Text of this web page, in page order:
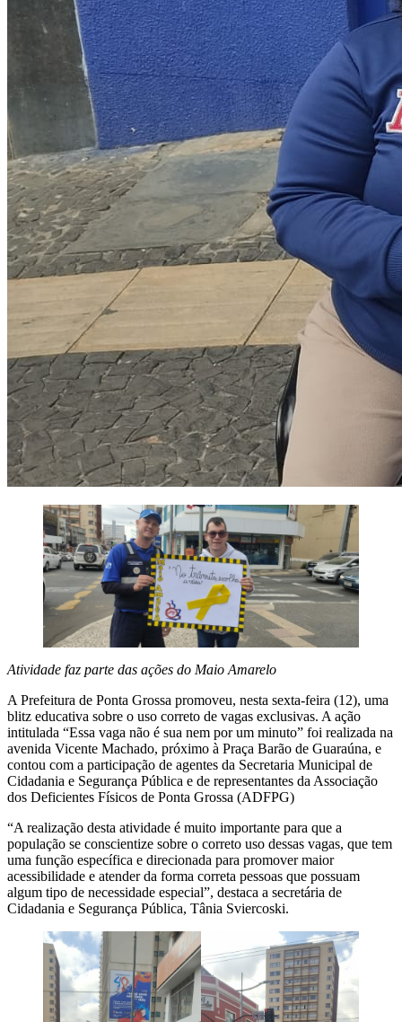
Atividade faz parte das ações do Maio Amarelo
A Prefeitura de Ponta Grossa promoveu, nesta sexta-feira (12), uma
blitz educativa sobre o uso correto de vagas exclusivas. A ação
intitulada “Essa vaga não é sua nem por um minuto” foi realizada na
avenida Vicente Machado, próximo à Praça Barão de Guaraúna, e
contou com a participação de agentes da Secretaria Municipal de
Cidadania e Segurança Pública e de representantes da Associação
dos Deficientes Físicos de Ponta Grossa (ADFPG)
“A realização desta atividade é muito importante para que a
população se conscientize sobre o correto uso dessas vagas, que tem
uma função específica e direcionada para promover maior
acessibilidade e atender da forma correta pessoas que possuam
algum tipo de necessidade especial”, destaca a secretária de
Cidadania e Segurança Pública, Tânia Sviercoski.